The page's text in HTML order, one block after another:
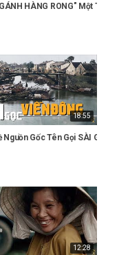
HÀNG RONG" Một Thuở
18:55
Nguồn Gốc Tên Gọi SÀI GÒN
12:28